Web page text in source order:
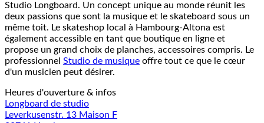
Studio Longboard. Un concept unique au monde réunit les
deux passions que sont la musique et le skateboard sous un
même toit. Le skateshop local à Hambourg-Altona est
également accessible en tant que boutique en ligne et
propose un grand choix de planches, accessoires compris. Le
professionnel Studio de musique offre tout ce que le cœur
d'un musicien peut désirer.
Heures d'ouverture & infos
Longboard de studio
Leverkusenstr. 13 Maison F